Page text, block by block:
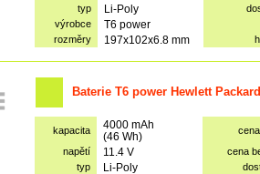
typ
Li-Poly
výrobce
T6 power
rozměry 197x102x6.8 mm
Baterie T6 power Hewlett
kapacita
4000 mAh
(46 Wh)
napětí
11.4 V
cena
typ
Li-Poly